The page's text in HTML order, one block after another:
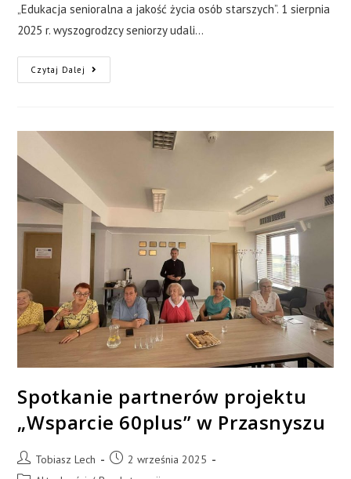
„Edukacja senioralna a jakość życia osób starszych”. 1 sierpnia
2025 r. wyszogrodzcy seniorzy udali…
Czytaj Dalej
Spotkanie partnerów projektu
„Wsparcie 60plus” w Przasnyszu
Tobiasz Lech
2 września 2025